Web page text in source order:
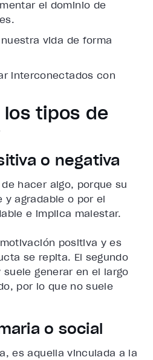
el dominio de
vida de forma
interconectados con
los tipos de
o negativa
hacer algo, porque su
y agradable o por el
e implica malestar.
positiva y es
se repita. El segundo
generar en el largo
por lo que no suele
o social
es aquella vinculada a la